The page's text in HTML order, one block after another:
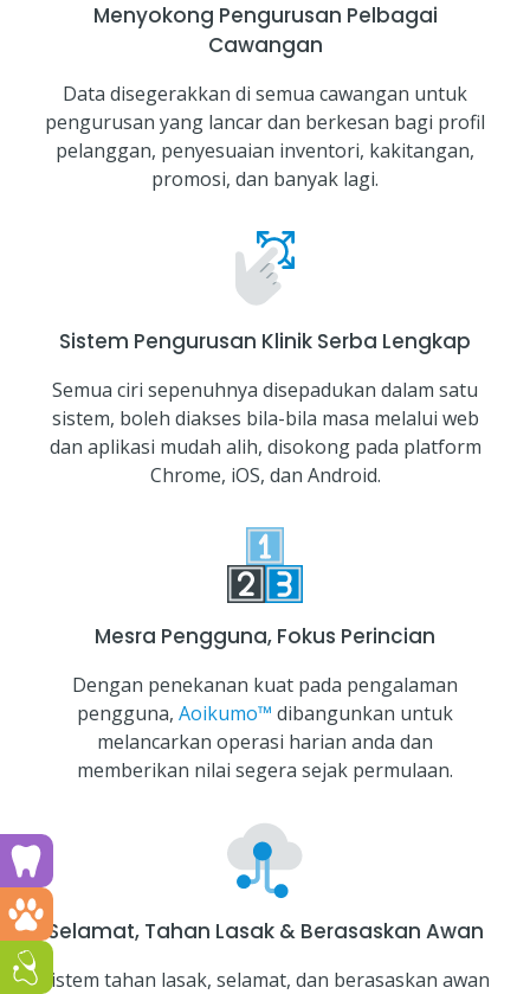
Menyokong Pengurusan Pelbagai
Cawangan
Data disegerakkan di semua cawangan untuk
pengurusan yang lancar dan berkesan bagi profil
pelanggan, penyesuaian inventori, kakitangan,
promosi, dan banyak lagi.
Sistem Pengurusan Klinik Serba Lengkap
Semua ciri sepenuhnya disepadukan dalam satu
sistem, boleh diakses bila-bila masa melalui web
dan aplikasi mudah alih, disokong pada platform
Chrome, iOS, dan Android.
Mesra Pengguna, Fokus Perincian
Dengan penekanan kuat pada pengalaman
pengguna, Aoikumo™ dibangunkan untuk
melancarkan operasi harian anda dan
memberikan nilai segera sejak permulaan.
Selamat, Tahan Lasak & Berasaskan Awan
Sistem tahan lasak, selamat, dan berasaskan awan
Run a dental clinic? Click here!
Run a GP or Primary Care clinic? Click here!